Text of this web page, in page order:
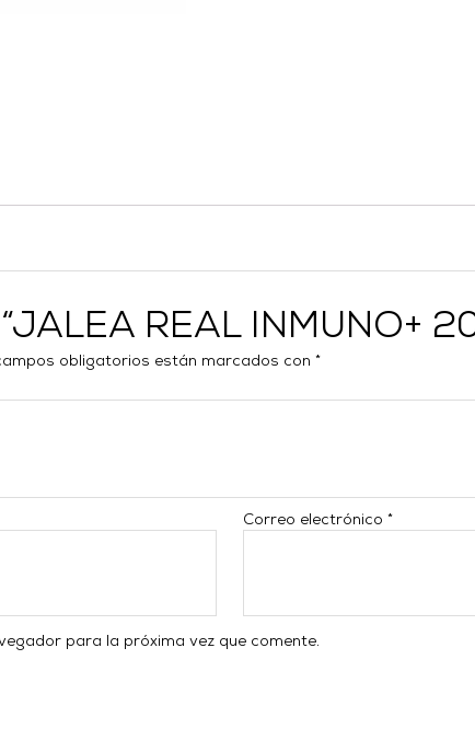
REAL INMUNO+
obligatorios están marcados con*
Correo electrónico*
para la próxima vez que comente.